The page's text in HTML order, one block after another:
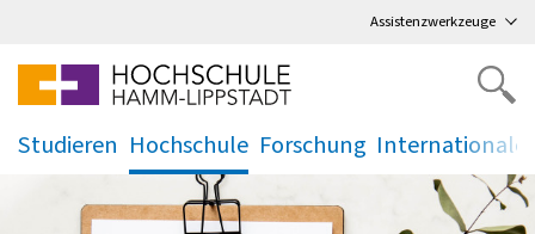
Assistenzwerkzeuge
Studieren Hochschule
.
Forschung
.